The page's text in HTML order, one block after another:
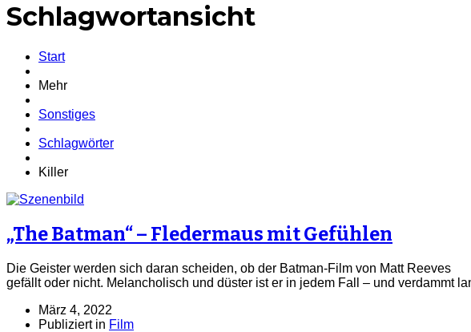
Schlagwortansicht
Start
Mehr
Sonstiges
Schlagwörter
Killer
„The Batman“ – Fledermaus mit Gefühlen
Die Geister werden sich daran scheiden, ob der Batman-Film von Matt Reeves
gefällt oder nicht. Melancholisch und düster ist er in jedem Fall – und verdammt
März 4, 2022
Publiziert in Film